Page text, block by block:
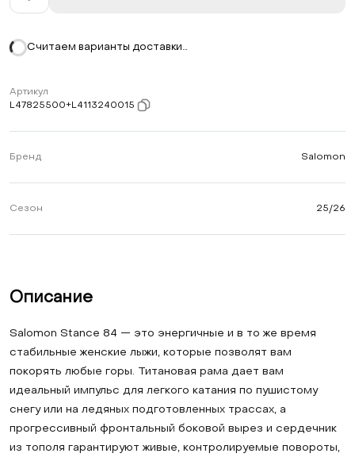
Считаем варианты доставки…
Артикул
L47825500+L4113240015
Бренд Salomon
Сезон 25/26
Описание
Salomon Stance 84 — это энергичные и в то же время
стабильные женские лыжи, которые позволят вам
покорять любые горы. Титановая рама дает вам
идеальный импульс для легкого катания по пушистому
снегу или на ледяных подготовленных трассах, а
прогрессивный фронтальный боковой вырез и сердечник
из тополя гарантируют живые, контролируемые повороты,